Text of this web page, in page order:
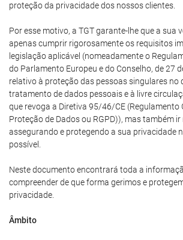
proteção da privacidade dos nossos clientes.
Por esse motivo, a TGT garante-lhe que a sua
apenas cumprir rigorosamente os requisitos
legislação aplicável (nomeadamente o
do Parlamento Europeu e do Conselho, de 27
relativo à proteção das pessoas singulares no
tratamento de dados pessoais e à livre
que revoga a Diretiva 95/46/CE (Regulamento
Proteção de Dados ou RGPD)), mas também ir
assegurando e protegendo a sua privacidade
possível.
Neste documento encontrará toda a
compreender de que forma gerimos e
privacidade.
Âmbito